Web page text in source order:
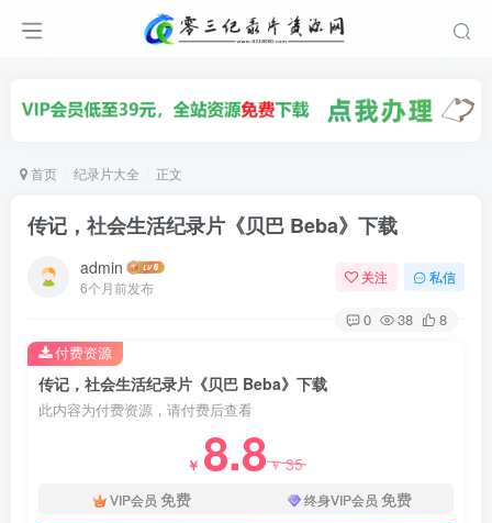
首页 纪录片大全 正文
传记，社会生活纪录片《贝巴 Beba》下载
admin
6个月前发布
关注 私信
0 38 8
传记，社会生活纪录片《贝巴 Beba》下载
此内容为付费资源，请付费后查看
￥ 8.8￥35
VIP会员 免费 终身VIP会员 免费
付费资源